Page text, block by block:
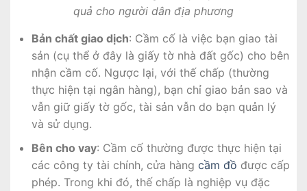
quả cho người dân địa phương
Bản chất giao dịch: Cầm cố là việc bạn giao tài
sản (cụ thể ở đây là giấy tờ nhà đất gốc) cho bên
nhận cầm cố. Ngược lại, với thế chấp (thường
thực hiện tại ngân hàng), bạn chỉ giao bản sao và
vẫn giữ giấy tờ gốc, tài sản vẫn do bạn quản lý
và sử dụng.
Bên cho vay: Cầm cố thường được thực hiện tại
các công ty tài chính, cửa hàng cầm đồ được cấp
phép. Trong khi đó, thế chấp là nghiệp vụ đặc